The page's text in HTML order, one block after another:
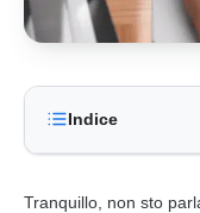
Indice
Tranquillo, non sto